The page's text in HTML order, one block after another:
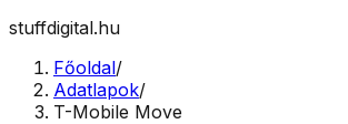
stuffdigital.hu
Főoldal/
Adatlapok/
T-Mobile Move